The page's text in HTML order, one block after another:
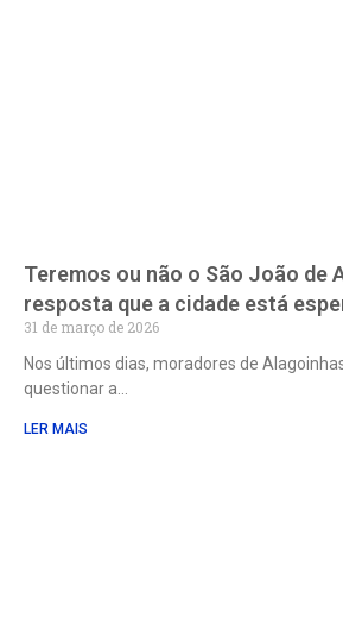
Teremos ou não o São João de
resposta que a cidade está
31 de março de 2026
Nos últimos dias, moradores de
questionar a
LER MAIS